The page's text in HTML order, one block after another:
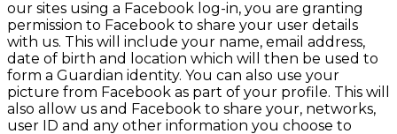
our sites using a Facebook log-in, you are granting
permission to Facebook to share your user details
with us. This will include your name, email address,
date of birth and location which will then be used to
form a Guardian identity. You can also use your
picture from Facebook as part of your profile. This will
also allow us and Facebook to share your, networks,
user ID and any other information you choose to